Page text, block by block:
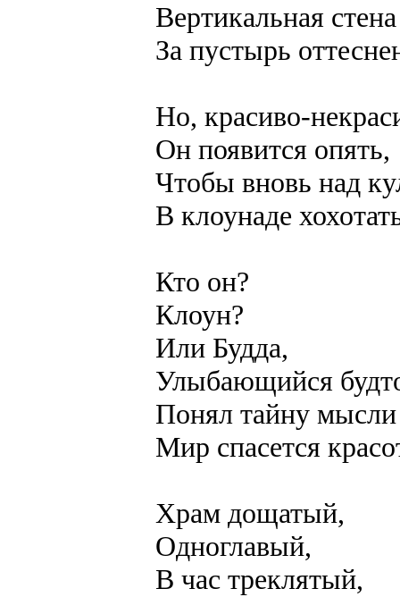
Вертикальная стена
За пустырь
Но, красиво-
Он появится опять,
Чтобы вновь над
В клоунаде
Кто он?
Клоун?
Или Будда,
Улыбающийся
Понял тайну
Мир спасется
Храм дощатый,
Одноглавый,
В час треклятый,